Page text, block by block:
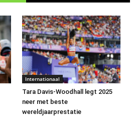
Internationaal
Tara Davis-Woodhall legt 2025
neer met beste
wereldjaarprestatie